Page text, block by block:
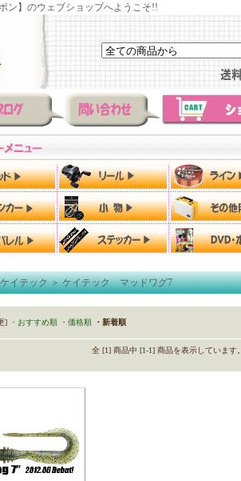
ン】のウェブショップへようこそ!!
ケイテック＞ケイテック マッドワグ7
] ・おすすめ順 ・価格順 ・新着順
全 [1] 商品中 [1-1] 商品を表示しています。